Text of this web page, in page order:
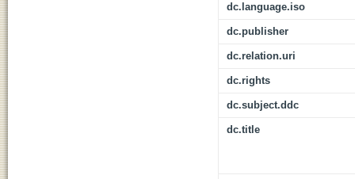
dc.language.iso
dc.publisher
dc.relation.uri
dc.rights
dc.subject.ddc
dc.title